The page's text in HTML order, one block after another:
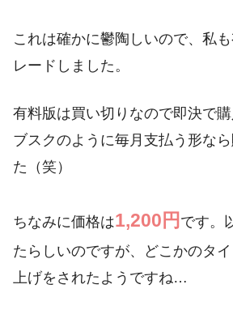
これは確かに鬱陶しいので、私
レードしました。
有料版は買い切りなので即決で
ブスクのように毎月支払う形な
た（笑）
ちなみに価格は1,200円 です。
たらしいのですが、どこかのタ
上げをされたようですね…